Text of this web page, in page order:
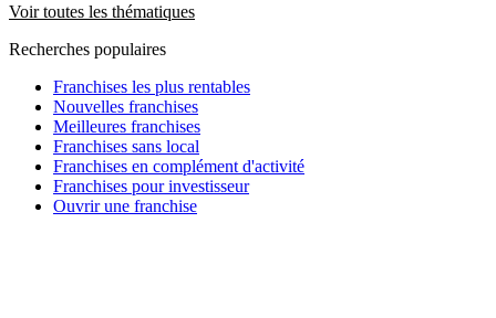
Voir toutes les thématiques
Recherches populaires
Franchises les plus rentables
Nouvelles franchises
Meilleures franchises
Franchises sans local
Franchises en complément d'activité
Franchises pour investisseur
Ouvrir une franchise